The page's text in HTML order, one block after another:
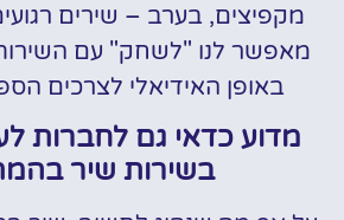
מקפיצים, בערב – שירים רגועים
מאפשר לנו "לשחק" עם
באופן האידיאלי לצרכים
מדוע כדאי גם לחברות
בשירות שיר